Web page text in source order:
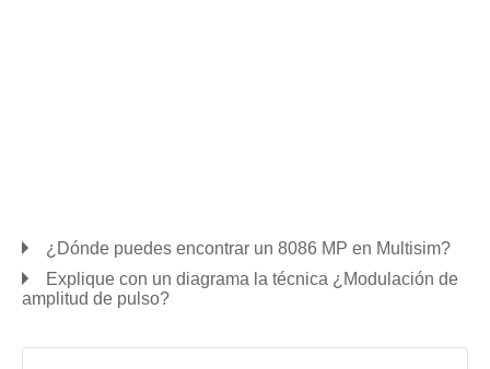
¿Dónde puedes encontrar un 8086 MP en Multisim?
Explique con un diagrama la técnica ¿Modulación de
amplitud de pulso?